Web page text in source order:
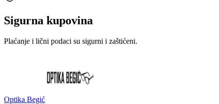
Sigurna kupovina
Plaćanje i lični podaci su sigurni i zaštićeni.
Optika Begić